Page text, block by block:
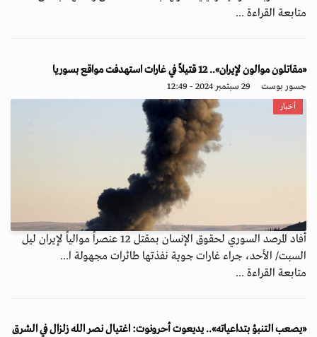
متابعة القراءة ...
«مقاتلون موالون لإيران».. 12 قتيلاً في غارات استهدفت مواقع بسوريا
جسور بوست 29 سبتمبر 2024 - 12:49
أخبار
أفاد المرصد السوري لحقوق الإنسان بمقتل 12 عنصراً موالياً لإيران ليل
السبت/ الأحد، جراء غارات جوية نفذتها طائرات مجهولة ا...
متابعة القراءة ...
«يصعب التنبؤ بتداعياته».. يديعوت أحرونوت: اغتيال نصر الله زلزال في الشرق